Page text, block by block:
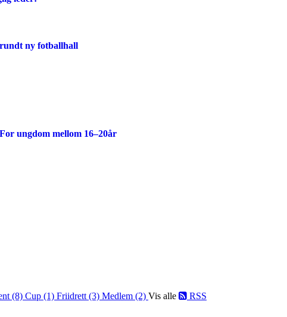
ny fotballhall
ungdom mellom 16–20år
(8) Cup (1) Friidrett (3) Medlem (2) Vis alle RSS